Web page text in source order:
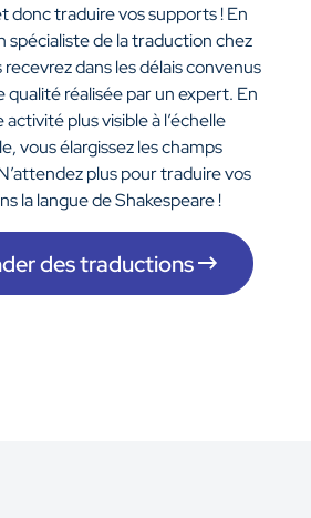
donc traduire vos supports ! En
spécialiste de la traduction chez
dans les délais convenus
réalisée par un expert. En
plus visible à l’échelle
vous élargissez les champs
plus pour traduire vos
la langue de Shakespeare !
des traductions